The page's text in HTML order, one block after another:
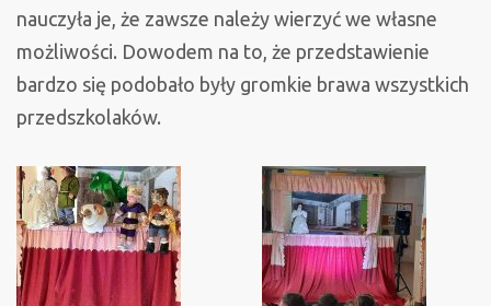
nauczyła je, że zawsze należy wierzyć we własne
możliwości. Dowodem na to, że przedstawienie
bardzo się podobało były gromkie brawa wszystkich
przedszkolaków.